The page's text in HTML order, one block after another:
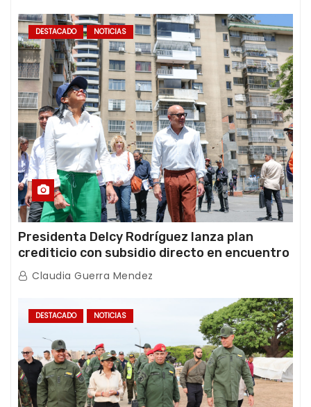
DESTACADO NOTICIAS
Presidenta Delcy Rodríguez lanza plan
crediticio con subsidio directo en encuentro
con Juntas de Condominio
Claudia Guerra Mendez
DESTACADO NOTICIAS